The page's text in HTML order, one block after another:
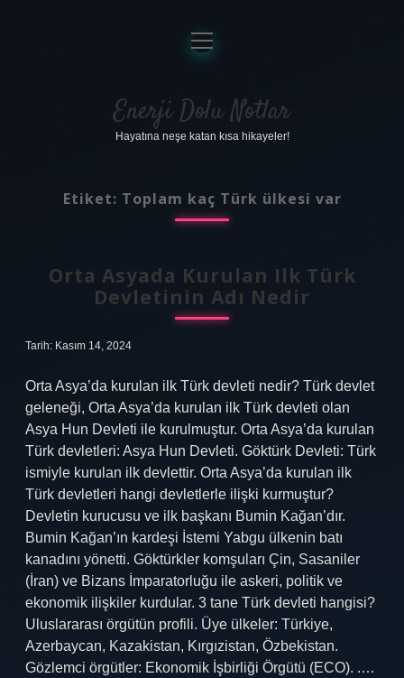
Anasayfa
Gizlilik Politikası
Yasal Uyarı
menüyü
aç
Enerji Dolu Notlar
Hayatına neşe katan kısa hikayeler!
Etiket: Toplam kaç Türk ülkesi var
Orta Asyada Kurulan Ilk Türk
Devletinin Adı Nedir
Tarih: Kasım 14, 2024
Orta Asya’da kurulan ilk Türk devleti nedir? Türk devlet
geleneği, Orta Asya’da kurulan ilk Türk devleti olan
Asya Hun Devleti ile kurulmuştur. Orta Asya’da kurulan
Türk devletleri: Asya Hun Devleti. Göktürk Devleti: Türk
ismiyle kurulan ilk devlettir. Orta Asya’da kurulan ilk
Türk devletleri hangi devletlerle ilişki kurmuştur?
Devletin kurucusu ve ilk başkanı Bumin Kağan’dır.
Bumin Kağan’ın kardeşi İstemi Yabgu ülkenin batı
kanadını yönetti. Göktürkler komşuları Çin, Sasaniler
(İran) ve Bizans İmparatorluğu ile askeri, politik ve
ekonomik ilişkiler kurdular. 3 tane Türk devleti hangisi?
Uluslararası örgütün profili. Üye ülkeler: Türkiye,
Azerbaycan, Kazakistan, Kırgızistan, Özbekistan.
Gözlemci örgütler: Ekonomik İşbirliği Örgütü (ECO). .…